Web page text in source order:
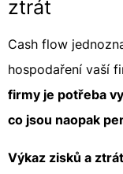
ztrát
Cash flow
hospodaření vaší
firmy je potřeba
co jsou naopak
Výkaz zisků a